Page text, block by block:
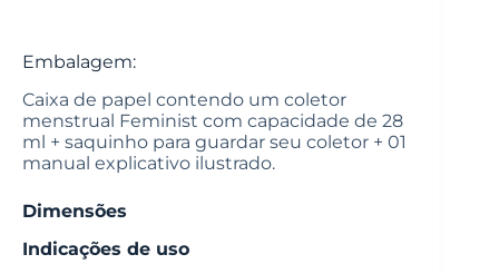
Embalagem:
Caixa de papel contendo um coletor
menstrual Feminist com capacidade de 28
ml + saquinho para guardar seu coletor + 01
manual explicativo ilustrado.
Dimensões
Indicações de uso